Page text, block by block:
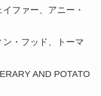
ファー、アニー・
・フッド、トーマ
AND POTATO